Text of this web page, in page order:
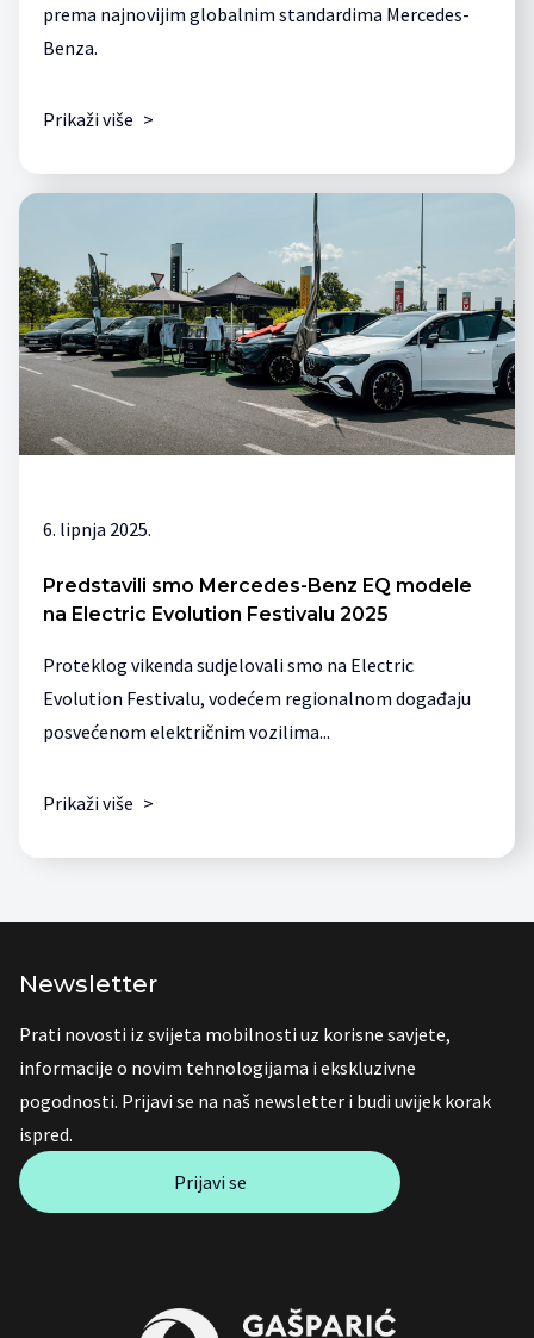
prema najnovijim globalnim standardima Mercedes-
Benza.
Prikaži više >
6. lipnja 2025.
Predstavili smo Mercedes-Benz EQ modele
na Electric Evolution Festivalu 2025
Proteklog vikenda sudjelovali smo na Electric
Evolution Festivalu, vodećem regionalnom događaju
posvećenom električnim vozilima...
Prikaži više >
Newsletter
Prati novosti iz svijeta mobilnosti uz korisne savjete,
informacije o novim tehnologijama i ekskluzivne
pogodnosti. Prijavi se na naš newsletter i budi uvijek korak
ispred.
Prijavi se